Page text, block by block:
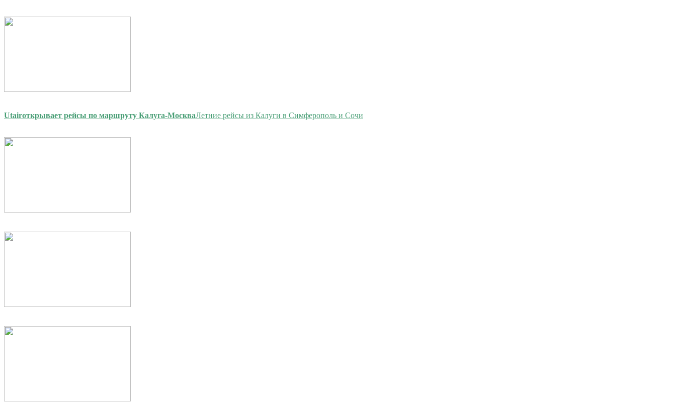
Utairоткрывает рейсы по маршруту Калуга-МоскваЛетние рейсы из Калуги в Симферополь и Сочи